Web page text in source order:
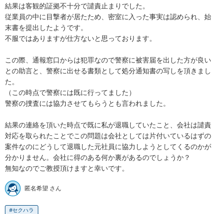
結果は客観的証拠不十分で譴責止まりでした。
従業員の中に目撃者が居たため、密室に入った事実は認められ、始
末書を提出したようです。
不服ではありますが仕方ないと思っております。
この際、通報窓口からは犯罪なので警察に被害届を出した方が良い
との助言と、警察に出せる書類として処分通知書の写しを頂きまし
た。
（この時点で警察には既に行ってました）
警察の捜査には協力させてもらうとも言われました。
結果の連絡を頂いた時点で既に私が退職していたこと、会社は譴責
対応を取られたことでこの問題は会社としては片付いているはずの
案件なのにどうして退職した元社員に協力しようとしてくるのかが
分かりません。会社に得のある何か裏があるのでしょうか？
無知なのでご教授頂けますと幸いです。
匿名希望 さん
セクハラ